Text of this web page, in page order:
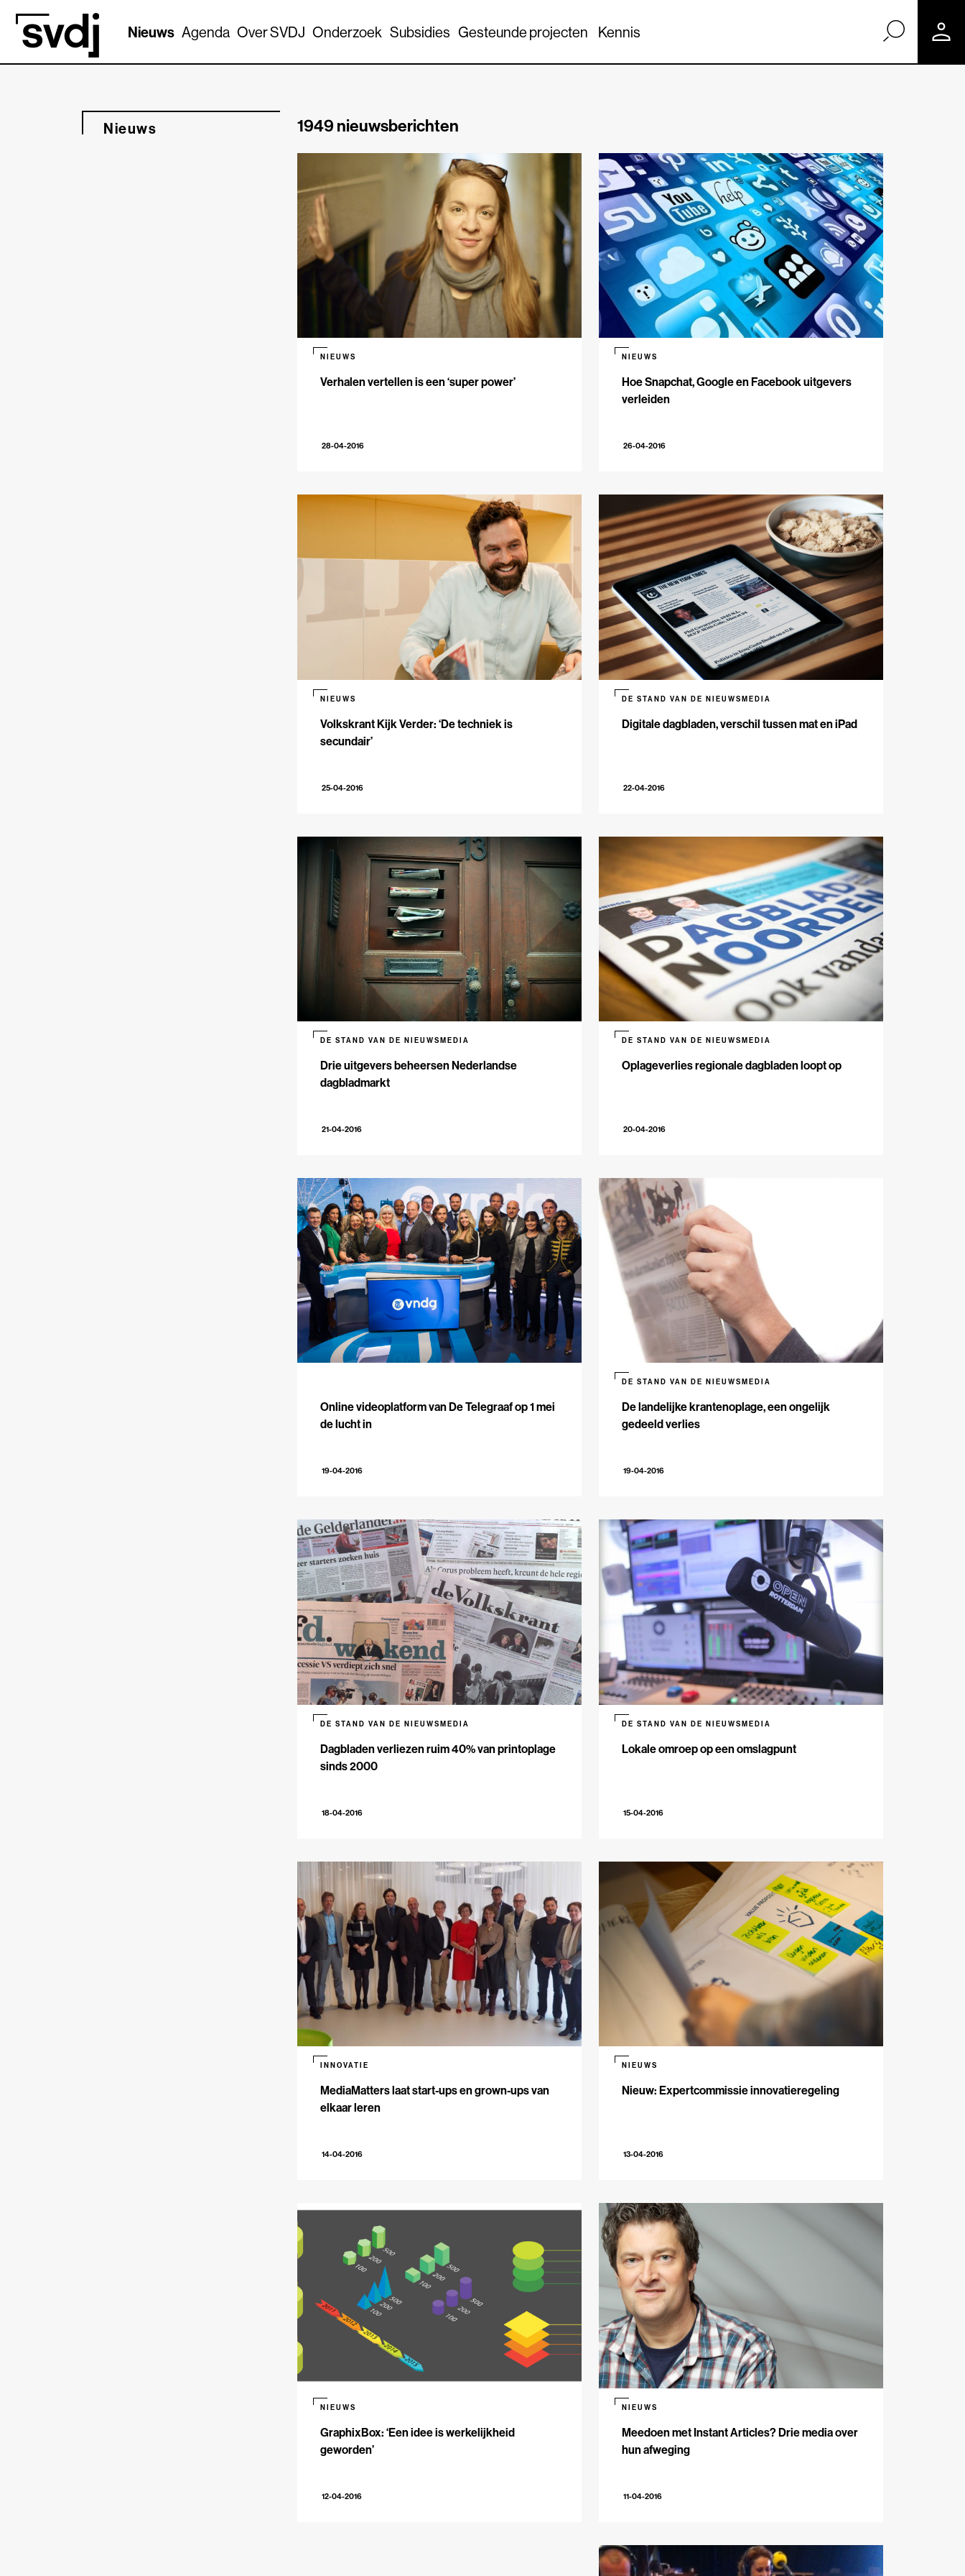
Naar hoofdinhoud
Nieuws Agenda Over SVDJ Onderzoek Subsidies Gesteunde projecten Kennis
Nieuws 1949 nieuwsberichten
Verhalen vertellen is een ‘super power’
NIEUWS
28-04-2016
Hoe Snapchat, Google en Facebook uitgevers
verleiden
NIEUWS
26-04-2016
Volkskrant Kijk Verder: ‘De techniek is
secundair’
NIEUWS
25-04-2016
Digitale dagbladen, verschil tussen mat en iPad
DE STAND VAN DE NIEUWSMEDIA
22-04-2016
Drie uitgevers beheersen Nederlandse
dagbladmarkt
DE STAND VAN DE NIEUWSMEDIA
21-04-2016
Oplageverlies regionale dagbladen loopt op
DE STAND VAN DE NIEUWSMEDIA
20-04-2016
Online videoplatform van De Telegraaf op 1 mei
de lucht in
19-04-2016
De landelijke krantenoplage, een ongelijk
gedeeld verlies
DE STAND VAN DE NIEUWSMEDIA
19-04-2016
Dagbladen verliezen ruim 40% van printoplage
sinds 2000
DE STAND VAN DE NIEUWSMEDIA
18-04-2016
Lokale omroep op een omslagpunt
DE STAND VAN DE NIEUWSMEDIA
15-04-2016
MediaMatters laat start-ups en grown-ups van
elkaar leren
INNOVATIE
14-04-2016
Nieuw: Expertcommissie innovatieregeling
NIEUWS
13-04-2016
GraphixBox: ‘Een idee is werkelijkheid
geworden’
NIEUWS
12-04-2016
Meedoen met Instant Articles? Drie media over
hun afweging
NIEUWS
11-04-2016